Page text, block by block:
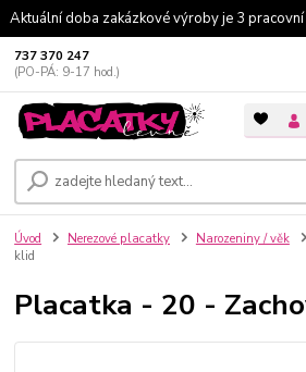
Aktuální doba zakázkové výroby je 3
737 370 247
(PO-PÁ: 9-17 hod.)
Úvod Nerezové placatky Narozeniny / věk
klid
Placatka - 20 -